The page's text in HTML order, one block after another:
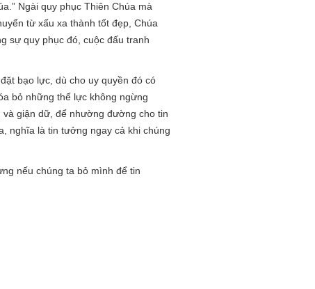
Ngài quy phục Thiên Chúa mà
từ xấu xa thành tốt đẹp, Chúa
sự quy phục đó, cuộc đấu tranh
bạo lực, dù cho uy quyền đó có
bỏ những thế lực không ngừng
giận dữ, để nhường đường cho tin
nghĩa là tin tưởng ngay cả khi chúng
nếu chúng ta bỏ mình để tin